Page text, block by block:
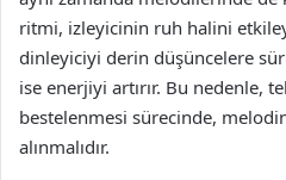
ritmi, izleyicinin ruh halini
dinleyiciyi derin düşüncelere
ise enerjiyi artırır. Bu nedenle,
bestelenmesi sürecinde,
alınmalıdır.